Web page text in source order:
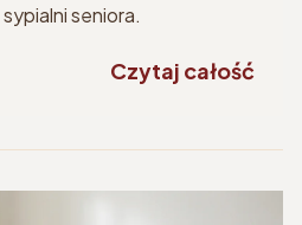
seniora.
Czytaj całość